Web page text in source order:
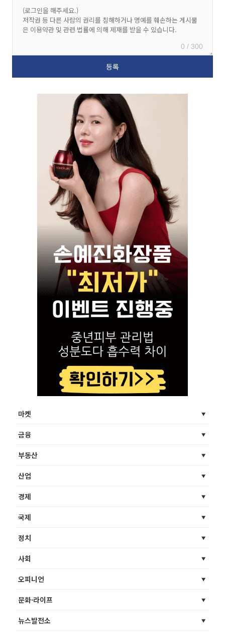
0 / 300
마켓
금융
부동산
산업
경제
국제
정치
사회
오피니언
문화·라이프
뉴스발전소